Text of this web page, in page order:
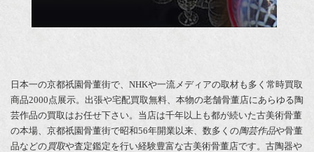
日本一の京都祇園骨董街で、NHKや一流メディアの取材も多く常時買取
商品2000点展示。出張や宅配買取無料、本物の老舗骨董店にあらゆる陶
芸作品の買取はお任せ下さい。当店は千年以上も都が続いた古美術骨董
の本場、京都祇園骨董街で昭和56年開業以来、数多くの陶芸作品や骨董
品などの買取や査定鑑定を行い経験豊富な古美術骨董店です。古陶器や